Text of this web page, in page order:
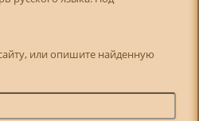
или опишите найденную